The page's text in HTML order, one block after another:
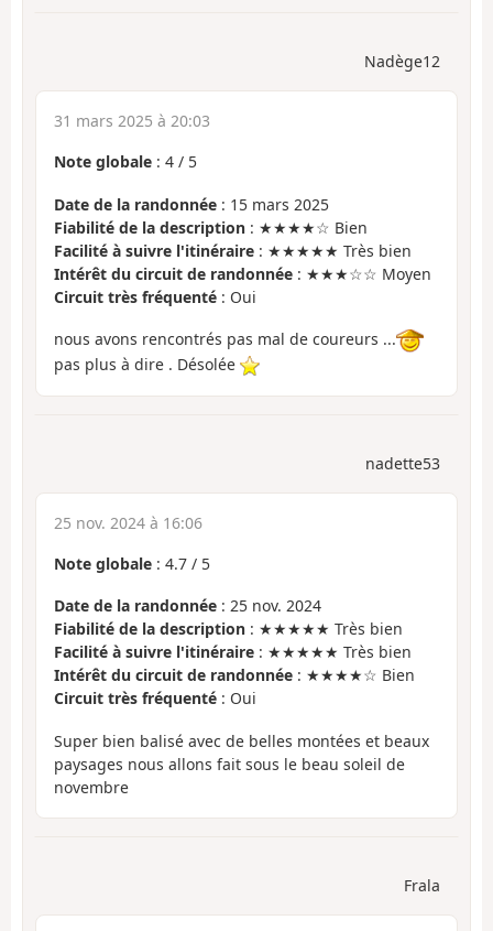
Nadège12
31 mars 2025 à 20:03
Note globale : 4 / 5
Date de la randonnée : 15 mars 2025
Fiabilité de la description : ★★★★☆ Bien
Facilité à suivre l'itinéraire : ★★★★★ Très bien
Intérêt du circuit de randonnée : ★★★☆☆ Moyen
Circuit très fréquenté : Oui
nous avons rencontrés pas mal de coureurs ...
pas plus à dire . Désolée
nadette53
25 nov. 2024 à 16:06
Note globale : 4.7 / 5
Date de la randonnée : 25 nov. 2024
Fiabilité de la description : ★★★★★ Très bien
Facilité à suivre l'itinéraire : ★★★★★ Très bien
Intérêt du circuit de randonnée : ★★★★☆ Bien
Circuit très fréquenté : Oui
Super bien balisé avec de belles montées et beaux
paysages nous allons fait sous le beau soleil de
novembre
Frala